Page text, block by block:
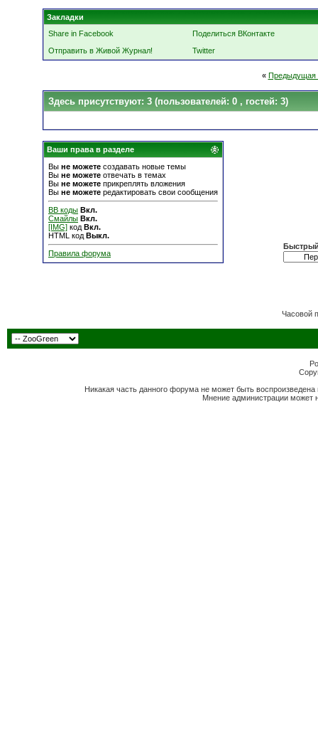
Закладки
Share in Facebook
Поделиться ВКонтакте
Отправить в Живой Журнал!
Twitter
« Предыдущая
Здесь присутствуют: 3 (пользователей: 0 , гостей: 3)
Ваши права в разделе
Вы не можете создавать новые темы
Вы не можете отвечать в темах
Вы не можете прикреплять вложения
Вы не можете редактировать свои сообщения
BB коды Вкл.
Смайлы Вкл.
[IMG] код Вкл.
HTML код Выкл.
Правила форума
Часовой
Никакая часть данного форума не может быть
Мнение администрации может